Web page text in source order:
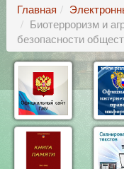
Главная
Биотерроризм и
безопасности